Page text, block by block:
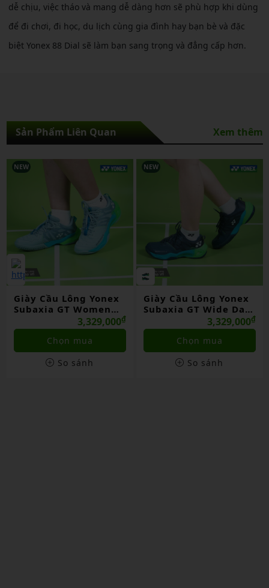
dễ chịu, việc tháo và mang dễ dàng hơn sẽ phù hợp khi dùng
để đi chơi, đi học, du lịch cùng gia đình hay bạn bè và đặc
biệt Yonex 88 Dial sẽ làm bạn sang trọng và đẳng cấp hơn.
Sản Phẩm Liên Quan Xem thêm
NEW
Giày Cầu Lông Yonex
Subaxia GT Women
Grayish Green Chính
Hãng
3,329,000₫
Chọn mua
So sánh
NEW
Giày Cầu Lông Yonex
Subaxia GT Wide Dark
Green Chính Hãng
3,329,000₫
Chọn mua
So sánh